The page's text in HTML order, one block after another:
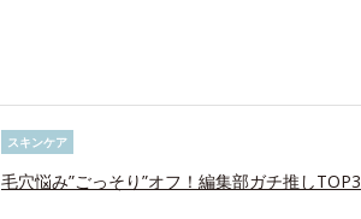
スキンケア
毛穴悩み”ごっそり”オフ！編集部ガチ推しTOP3